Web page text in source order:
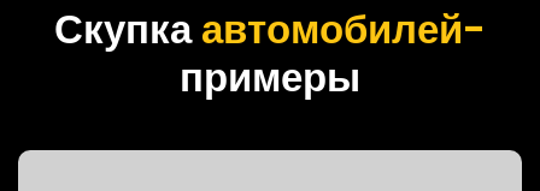
Скупкаавтомобилей-
примеры